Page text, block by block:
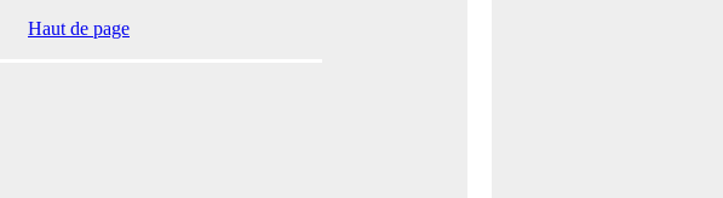
Haut de page